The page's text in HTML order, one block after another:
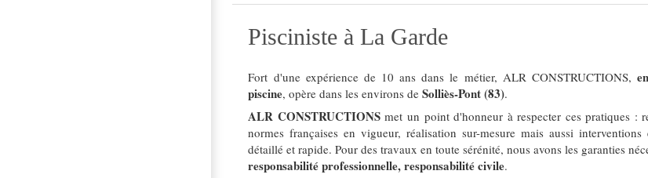
Pisciniste à La Garde
Fort d'une expérience de 10 ans dans le métier, ALR CONSTRUCTIONS,
piscine, opère dans les environs deSolliès-Pont (83).
ALR CONSTRUCTIONSmet un point d'honneur à respecter ces pratiques :
normes françaises en vigueur, réalisation sur-mesure mais aussi
détaillé et rapide. Pour des travaux en toute sérénité, nous avons les garanties
responsabilité professionnelle, responsabilité civile.